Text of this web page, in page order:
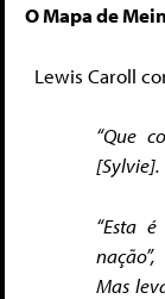
O Mapa de
Lewis Caroll
“Que
[Sylvie].
“Esta
Mas